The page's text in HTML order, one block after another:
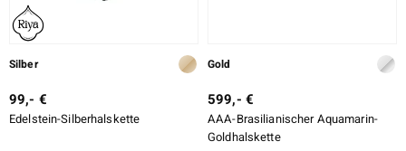
Silber
99,- €
Edelstein-Silberhalskette
Gold
599,- €
AAA-Brasilianischer Aquamarin-
Goldhalskette